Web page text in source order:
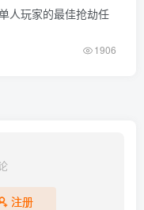
人玩家的最佳抢劫任
1906
注册